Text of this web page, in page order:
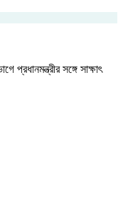
সঙ্গে সাক্ষাৎ